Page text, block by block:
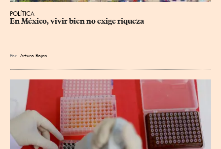
POLÍTICA
En México, vivir bien no exige riqueza
Por Arturo Rojas